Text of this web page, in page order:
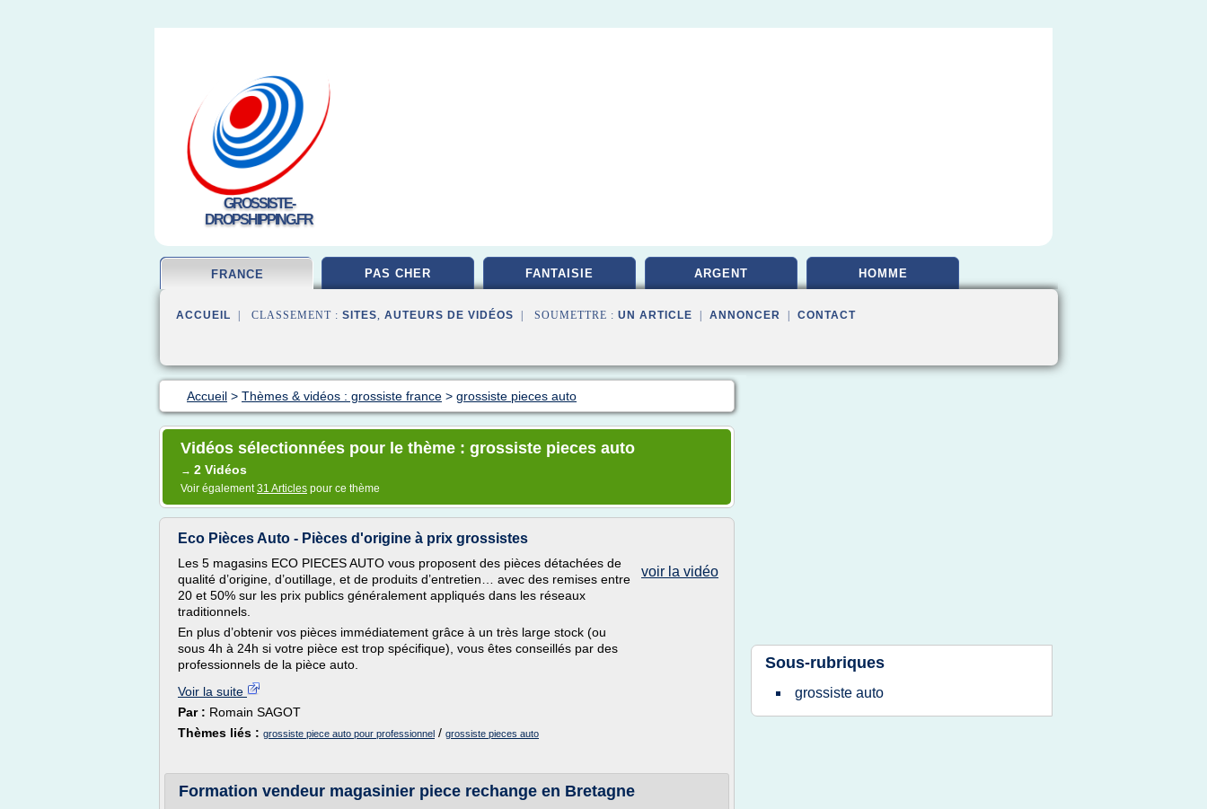
GROSSISTE-
DROPSHIPPING.FR
FRANCE PAS CHER FANTAISIE ARGENT HOMME
ACCUEIL | CLASSEMENT : SITES, AUTEURS DE VIDÉOS | SOUMETTRE : UN ARTICLE ANNONCER CONTACT
Accueil > Thèmes & vidéos : grossiste france > grossiste pieces auto
Vidéos sélectionnées pour le thème : grossiste pieces auto
→ 2 Vidéos
Voir également31 Articles pour ce thème
Eco Pièces Auto - Pièces d'origine à prix grossistes
voir la vidéo
Les 5 magasins ECO PIECES AUTO vous proposent des pièces détachées de
qualité d’origine, d’outillage, et de produits d’entretien… avec des remises entre
20 et 50% sur les prix publics généralement appliqués dans les réseaux
traditionnels.
En plus d’obtenir vos pièces immédiatement grâce à un très large stock (ou
sous 4h à 24h si votre pièce est trop spécifique), vous êtes conseillés par des
professionnels de la pièce auto.
Voir la suite
Par : Romain SAGOT
Thèmes liés : grossiste piece auto pour professionnel / grossiste pieces auto
Formation vendeur magasinier piece rechange en Bretagne
Sous-rubriques
grossiste auto